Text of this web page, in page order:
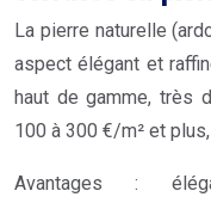
La pierre naturelle
aspect élégant et
haut de gamme, très
100 à 300 €/m² et
Avantages :